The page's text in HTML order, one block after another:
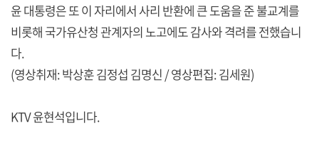
윤 대통령은 또 이 자리에서 사리 반환에 큰 도움을 준 불교계를
비롯해 국가유산청 관계자의 노고에도 감사와 격려를 전했습니
다.
(영상취재: 박상훈 김정섭 김명신 / 영상편집: 김세원)
KTV 윤현석입니다.